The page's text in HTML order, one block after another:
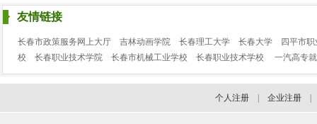
友情链接
长春市政策服务网上大厅 吉林动画学院 长春理工大学 长春大学
四平市
校
长春职业技术学院 长春市机械工业学校 长春职业技术学校 一汽高专
个人注册 企业注册